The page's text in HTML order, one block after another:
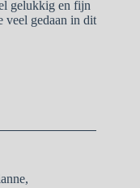
gelukkig en fijn
veel gedaan in dit